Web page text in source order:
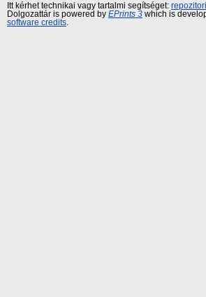
Itt kérhet technikai vagy tartalmi segítséget:
Dolgozattár is powered by EPrints 3 which is
software credits